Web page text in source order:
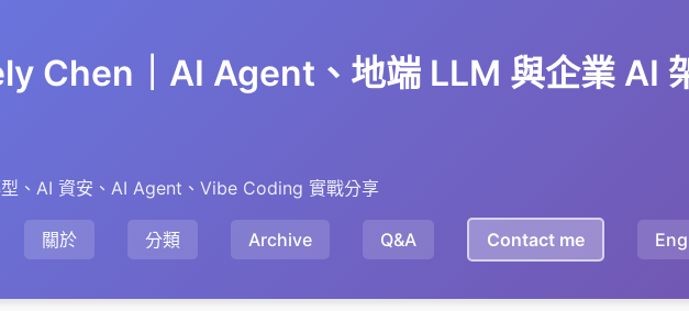
Chen｜AI Agent、地端 LLM 與企業 AI
、AI 資安、AI Agent、Vibe Coding 實戰分享
關於 分類 Archive Q&A Contact me